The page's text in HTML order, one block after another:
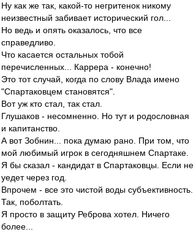
Ну как же так, какой-то негритенок никому
неизвестный забивает исторический гол...
Но ведь и опять оказалось, что все
справедливо.
Что касается остальных тобой
перечисленных... Каррера - конечно!
Это тот случай, когда по слову Влада имено
"Спартаковцем становятся".
Вот уж кто стал, так стал.
Глушаков - несомненно. Но тут и родословная
и капитанство.
А вот Зобнин... пока думаю рано. При том, что
мой любимый игрок в сегодняшнем Спартаке.
Я бы сказал - кандидат в Спартаковцы. Если не
уедет через год.
Впрочем - все это чистой воды субъективность.
Так, поболтать.
Я просто в защиту Реброва хотел. Ничего
более...